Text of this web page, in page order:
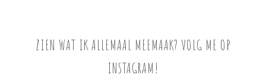
ZIEN WAT IK ALLEMAAL MEEMAAK? VOLG ME OP
INSTAGRAM!